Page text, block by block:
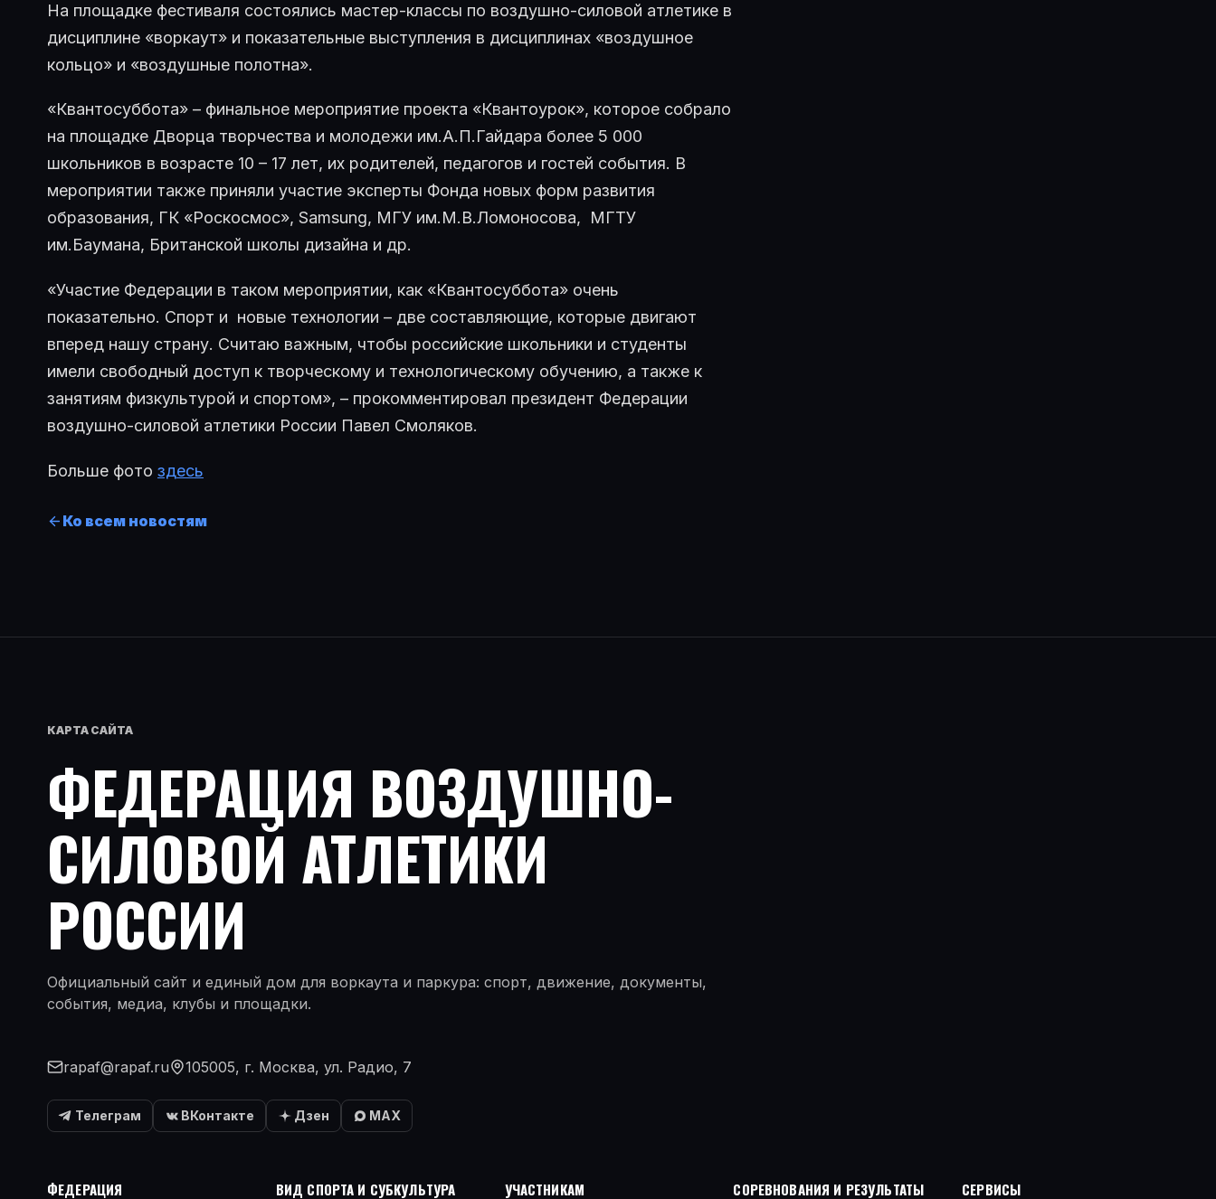
На площадке фестиваля состоялись мастер-классы по воздушно-силовой атлетике в
дисциплине «воркаут» и показательные выступления в дисциплинах «воздушное
кольцо» и «воздушные полотна».
«Квантосуббота» – финальное мероприятие проекта «Квантоурок», которое собрало
на площадке Дворца творчества и молодежи им.А.П.Гайдара более 5 000
школьников в возрасте 10 – 17 лет, их родителей, педагогов и гостей события. В
мероприятии также приняли участие эксперты Фонда новых форм развития
образования, ГК «Роскосмос», Samsung, МГУ им.М.В.Ломоносова, МГТУ
им.Баумана, Британской школы дизайна и др.
«Участие Федерации в таком мероприятии, как «Квантосуббота» очень
показательно. Спорт и новые технологии – две составляющие, которые двигают
вперед нашу страну. Считаю важным, чтобы российские школьники и студенты
имели свободный доступ к творческому и технологическому обучению, а также к
занятиям физкультурой и спортом», – прокомментировал президент Федерации
воздушно-силовой атлетики России Павел Смоляков.
Больше фото здесь
Ко всем новостям
КАРТА САЙТА
ФЕДЕРАЦИЯ ВОЗДУШНО-
СИЛОВОЙ АТЛЕТИКИ
РОССИИ
Официальный сайт и единый дом для воркаута и паркура: спорт, движение, документы,
события, медиа, клубы и площадки.
rapaf@rapaf.ru 105005, г. Москва, ул. Радио, 7
Телеграм ВКонтакте Дзен MAX
ФЕДЕРАЦИЯ ВИД СПОРТА И СУБКУЛЬТУРА УЧАСТНИКАМ СОРЕВНОВАНИЯ И РЕЗУЛЬТАТЫ СЕРВИСЫ